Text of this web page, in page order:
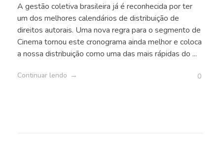
A gestão coletiva brasileira já é reconhecida por ter
um dos melhores calendários de distribuição de
direitos autorais. Uma nova regra para o segmento de
Cinema tornou este cronograma ainda melhor e coloca
a nossa distribuição como uma das mais rápidas do ...
Continuar lendo 0